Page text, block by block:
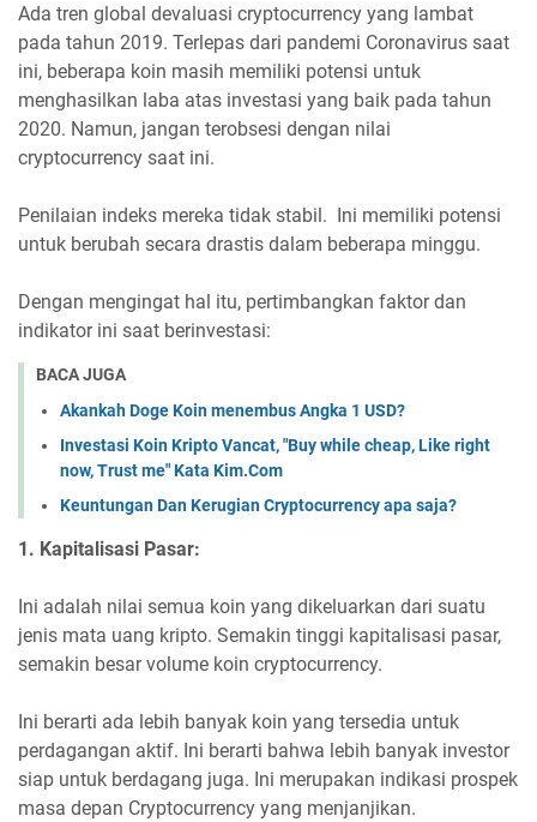
Ada tren global devaluasi cryptocurrency yang lambat
pada tahun 2019. Terlepas dari pandemi Coronavirus saat
ini, beberapa koin masih memiliki potensi untuk
menghasilkan laba atas investasi yang baik pada tahun
2020. Namun, jangan terobsesi dengan nilai
cryptocurrency saat ini.
Penilaian indeks mereka tidak stabil. Ini memiliki potensi
untuk berubah secara drastis dalam beberapa minggu.
Dengan mengingat hal itu, pertimbangkan faktor dan
indikator ini saat berinvestasi:
BACA JUGA
Akankah Doge Koin menembus Angka 1 USD?
Investasi Koin Kripto Vancat, "Buy while cheap, Like right
now, Trust me" Kata Kim.Com
Keuntungan Dan Kerugian Cryptocurrency apa saja?
1. Kapitalisasi Pasar:
Ini adalah nilai semua koin yang dikeluarkan dari suatu
jenis mata uang kripto. Semakin tinggi kapitalisasi pasar,
semakin besar volume koin cryptocurrency.
Ini berarti ada lebih banyak koin yang tersedia untuk
perdagangan aktif. Ini berarti bahwa lebih banyak investor
siap untuk berdagang juga. Ini merupakan indikasi prospek
masa depan Cryptocurrency yang menjanjikan.